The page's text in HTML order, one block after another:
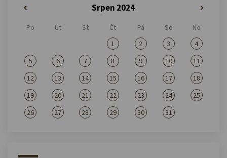
Srpen 2024
Po Út St Čt Pá So
Ne
1
2 3
4
5
6 7 8 9 10
11
12
13 14 15 16 17
18
19
20 21 22 23 24
25
26
27 28 29 30 31